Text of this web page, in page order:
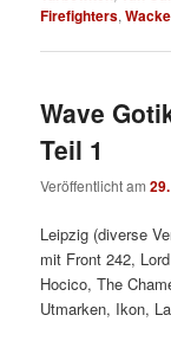
Firefighters,
Wave
Teil 1
Veröffentlicht am
Leipzig (diverse
mit Front 242,
Hocico, The
Utmarken, Ikon,